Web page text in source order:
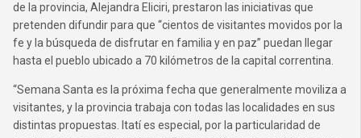
de la provincia, Alejandra Eliciri, prestaron las iniciativas que
pretenden difundir para que “cientos de visitantes movidos por la
fe y la búsqueda de disfrutar en familia y en paz” puedan llegar
hasta el pueblo ubicado a 70 kilómetros de la capital correntina.
“Semana Santa es la próxima fecha que generalmente moviliza a
visitantes, y la provincia trabaja con todas las localidades en sus
distintas propuestas. Itatí es especial, por la particularidad de